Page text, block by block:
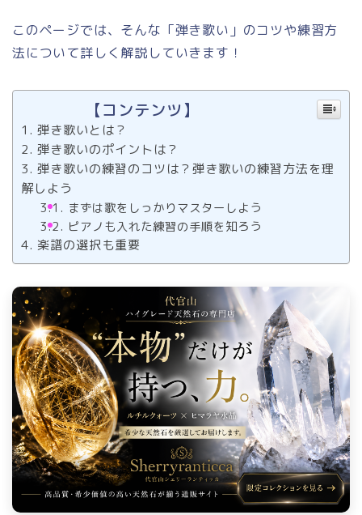
このページでは、そんな「弾き歌い」のコツや練習方
法について詳しく解説していきます！
【コンテンツ】
弾き歌いとは？
弾き歌いのポイントは？
弾き歌いの練習のコツは？弾き歌いの練習方法を理
解しよう
まずは歌をしっかりマスターしよう
ピアノも入れた練習の手順を知ろう
楽譜の選択も重要